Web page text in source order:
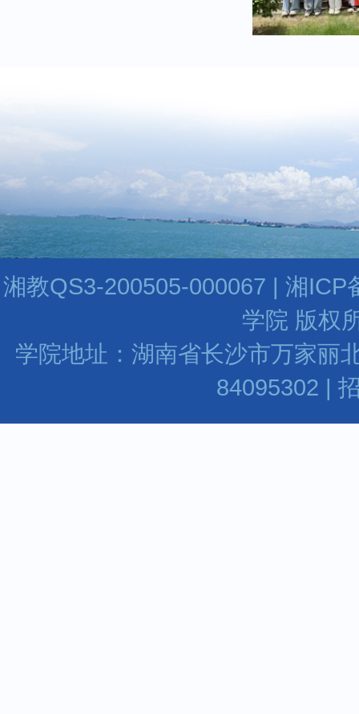
湘教QS3-200505-000067 | 湘
学院 版权
学院地址：湖南省长沙市万家丽
84095302 |